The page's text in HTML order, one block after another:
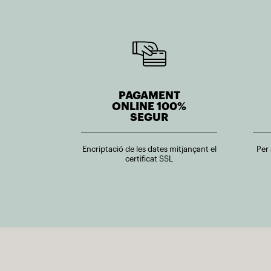
PAGAMENT
ONLINE 100%
SEGUR
Encriptació de les dates mitjançant el
certificat SSL